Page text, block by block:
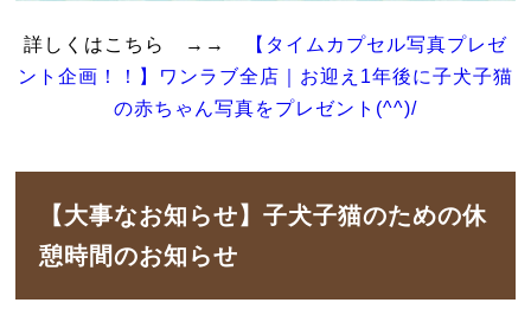
詳しくはこちら →→
【タイムカプセル写真プレゼ
ント企画！！】ワンラブ全店｜お迎え1年後に子犬子猫
の赤ちゃん写真をプレゼント(^^)/
【大事なお知らせ】子犬子猫のための休
憩時間のお知らせ